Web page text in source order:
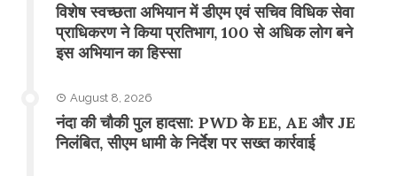
विशेष स्वच्छता अभियान में डीएम एवं सचिव विधिक सेवा
प्राधिकरण ने किया प्रतिभाग, 100 से अधिक लोग बने
इस अभियान का हिस्सा
August 8, 2026
नंदा की चौकी पुल हादसा: PWD के EE, AE और JE
निलंबित, सीएम धामी के निर्देश पर सख्त कार्रवाई